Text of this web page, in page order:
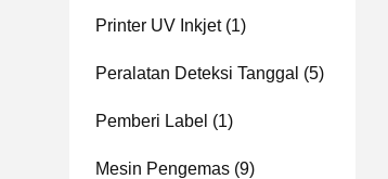
Printer UV Inkjet(1)
Peralatan Deteksi Tanggal (5)
Pemberi Label (1)
Mesin Pengemas (9)